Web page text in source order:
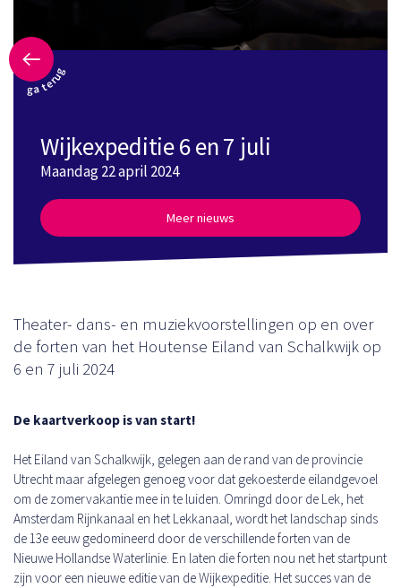
ga terug
Wijkexpeditie 6 en 7 juli
Maandag 22 april 2024
Meer nieuws
Theater- dans- en muziekvoorstellingen op en over
de forten van het Houtense Eiland van Schalkwijk op
6 en 7 juli 2024
De kaartverkoop is van start!
Het Eiland van Schalkwijk, gelegen aan de rand van de provincie
Utrecht maar afgelegen genoeg voor dat gekoesterde eilandgevoel
om de zomervakantie mee in te luiden. Omringd door de Lek, het
Amsterdam Rijnkanaal en het Lekkanaal, wordt het landschap sinds
de 13e eeuw gedomineerd door de verschillende forten van de
Nieuwe Hollandse Waterlinie. En laten die forten nou net het startpunt
zijn voor een nieuwe editie van de Wijkexpeditie. Het succes van de